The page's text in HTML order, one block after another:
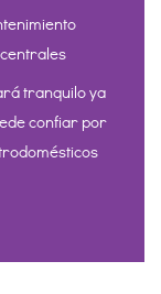
tranquilo ya
confiar por